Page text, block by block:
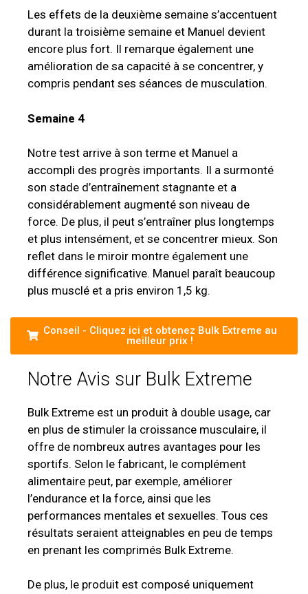
Les effets de la deuxième semaine s’accentuent
durant la troisième semaine et Manuel devient
encore plus fort. Il remarque également une
amélioration de sa capacité à se concentrer, y
compris pendant ses séances de musculation.
Semaine 4
Notre test arrive à son terme et Manuel a
accompli des progrès importants. Il a surmonté
son stade d’entraînement stagnante et a
considérablement augmenté son niveau de
force. De plus, il peut s’entraîner plus longtemps
et plus intensément, et se concentrer mieux. Son
reflet dans le miroir montre également une
différence significative. Manuel paraît beaucoup
plus musclé et a pris environ 1,5 kg.
Conseil - Cliquez ici et obtenez Bulk Extreme au
meilleur prix !
Notre Avis sur Bulk Extreme
Bulk Extreme est un produit à double usage, car
en plus de stimuler la croissance musculaire, il
offre de nombreux autres avantages pour les
sportifs. Selon le fabricant, le complément
alimentaire peut, par exemple, améliorer
l’endurance et la force, ainsi que les
performances mentales et sexuelles. Tous ces
résultats seraient atteignables en peu de temps
en prenant les comprimés Bulk Extreme.
De plus, le produit est composé uniquement